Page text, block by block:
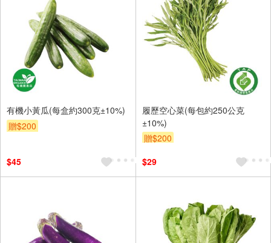
有機小黃瓜(每盒約300克±10%)
贈$200
$45
履歷空心菜(每包約250公克
±10%)
贈$200
$29